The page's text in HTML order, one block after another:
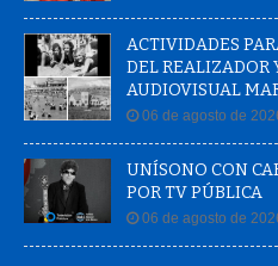
ACTIVIDADES
DEL REALIZADOR
AUDIOVISUAL
06 de agosto de
UNÍSONO CON
POR TV PÚBLICA
06 de agosto de